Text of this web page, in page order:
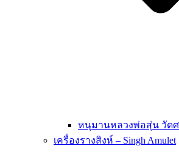
หนุมานหลวงพ่อสุ่น วัด
เครื่องรางสิงห์ – Singh Amulet